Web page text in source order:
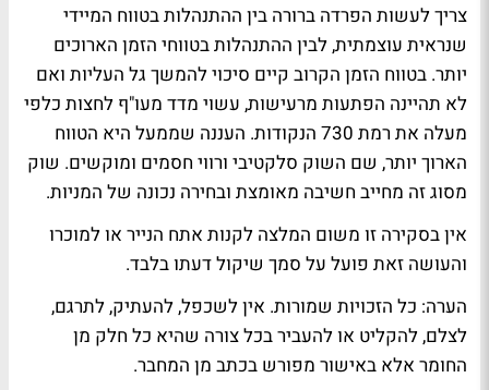
צריך לעשות הפרדה ברורה בין ההתנהלות בטווח המיידי
שנראית עוצמתית, לבין ההתנהלות בטווחי הזמן הארוכים
יותר. בטווח הזמן הקרוב קיים סיכוי להמשך גל העליות ואם
לא תהיינה הפתעות מרעישות, עשוי מדד מעו"ף לחצות כלפי
מעלה את רמת 730 הנקודות. העננה שממעל היא הטווח
הארוך יותר, שם השוק סלקטיבי ורווי חסמים ומוקשים. שוק
מסוג זה מחייב חשיבה מאומצת ובחירה נכונה של המניות.
אין בסקירה זו משום המלצה לקנות אתח הנייר או למוכרו
והעושה זאת פועל על סמך שיקול דעתו בלבד.
הערה: כל הזכויות שמורות. אין לשכפל, להעתיק, לתרגם,
לצלם, להקליט או להעביר בכל צורה שהיא כל חלק מן
החומר אלא באישור מפורש בכתב מן המחבר.